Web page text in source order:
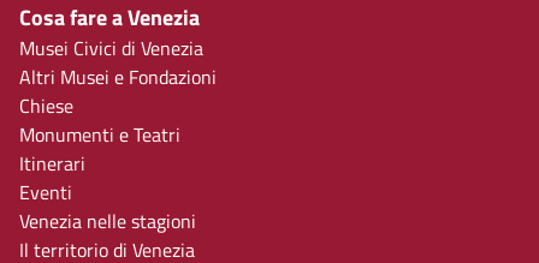
Cosa fare a Venezia
Musei Civici di Venezia
Altri Musei e Fondazioni
Chiese
Monumenti e Teatri
Itinerari
Eventi
Venezia nelle stagioni
Il territorio di Venezia